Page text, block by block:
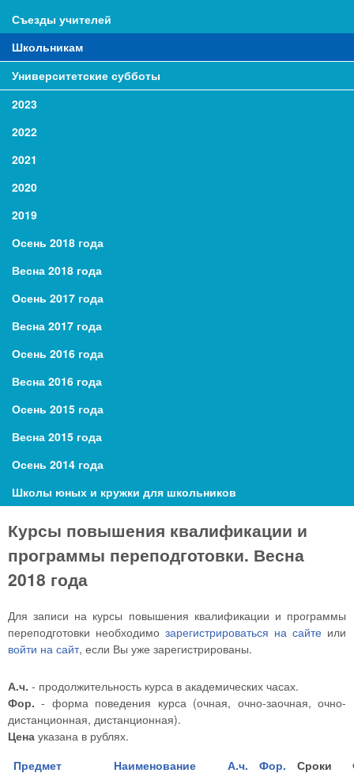
Съезды учителей
Школьникам
Университетские субботы
2023
2022
2021
2020
2019
Осень 2018 года
Весна 2018 года
Осень 2017 года
Весна 2017 года
Осень 2016 года
Весна 2016 года
Осень 2015 года
Весна 2015 года
Осень 2014 года
Школы юных и кружки для школьников
Курсы повышения квалификации и
программы переподготовки. Весна
2018 года
Для записи на курсы повышения квалификации и программы
переподготовки необходимо зарегистрироваться на сайте или
войти на сайт, если Вы уже зарегистрированы.
А.ч. - продолжительность курса в академических часах.
Фор. - форма поведения курса (очная, очно-заочная, очно-
дистанционная, дистанционная).
Цена указана в рублях.
Предмет
Наименование А.ч. Фор. Сроки